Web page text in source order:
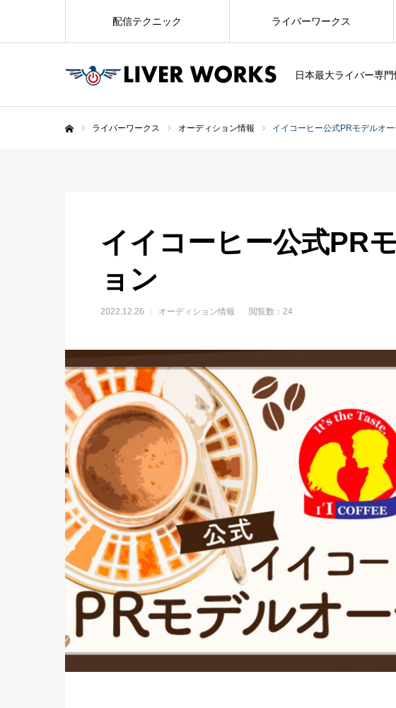
日本最大ライバー専
配信テクニック ライバーワークス
ライバーワークス オーディション情報 イイコーヒー公式PRモデルオ
イイコーヒー公式PR
ョン
2022.12.26 オーディション情報 閲覧数：24